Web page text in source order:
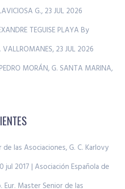
G., 23 JUL 2026
TEGUISE PLAYA By
VALLROMANES, 23 JUL 2026
MORÁN, G. SANTA MARINA,
las Asociaciones, G. C. Karlovy
jul 2017 | Asociación Española de
Eur. Master Senior de las